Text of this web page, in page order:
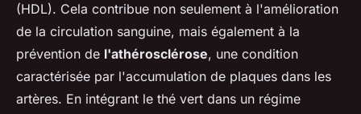
(HDL). Cela contribue non seulement à l'amélioration
de la circulation sanguine, mais également à la
prévention de l'athérosclérose, une condition
caractérisée par l'accumulation de plaques dans les
artères. En intégrant le thé vert dans un régime